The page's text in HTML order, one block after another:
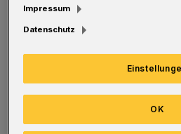
Info
Die Ausstellung ist bis
Eingangsbereich der
(Gebäude BZ, Gaußstraße
Wuppertal) zu sehen und
der Öffnungszeiten der
Impressum
Datenschutz
OK